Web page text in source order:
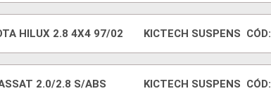
HILUX 2.8 4X4 97/02 KICTECH SUSPENS CÓD:
2.0/2.8 S/ABS KICTECH SUSPENS CÓD: